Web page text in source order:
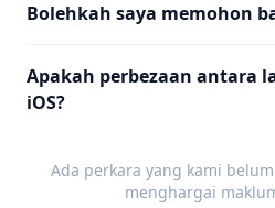
Bolehkah saya memohon
Apakah perbezaan antara
iOS?
Ada perkara yang kami
menghargai